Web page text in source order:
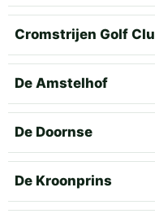
Cromstrijen Golf
De Amstelhof
De Doornse
De Kroonprins